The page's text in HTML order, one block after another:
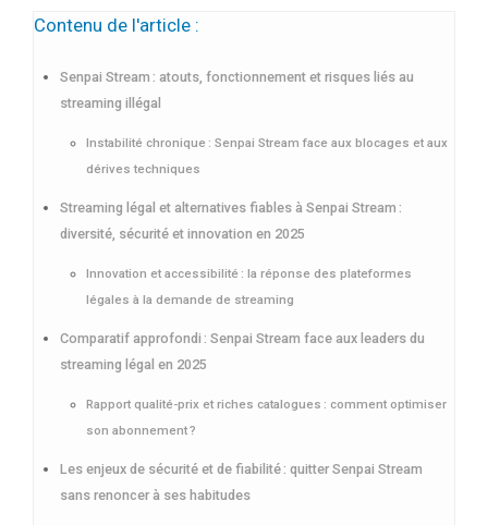
Contenu de l'article :
Senpai Stream : atouts, fonctionnement et risques liés au
streaming illégal
Instabilité chronique : Senpai Stream face aux blocages et aux
dérives techniques
Streaming légal et alternatives fiables à Senpai Stream :
diversité, sécurité et innovation en 2025
Innovation et accessibilité : la réponse des plateformes
légales à la demande de streaming
Comparatif approfondi : Senpai Stream face aux leaders du
streaming légal en 2025
Rapport qualité-prix et riches catalogues : comment optimiser
son abonnement ?
Les enjeux de sécurité et de fiabilité : quitter Senpai Stream
sans renoncer à ses habitudes